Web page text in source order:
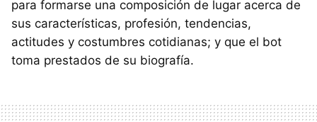
para formarse una composición de lugar acerca de
sus características, profesión, tendencias,
actitudes y costumbres cotidianas; y que el bot
toma prestados de su biografía.